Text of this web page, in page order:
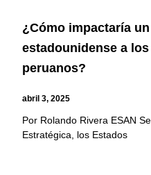
¿Cómo impactaría
estadounidense a
peruanos?
abril 3, 2025
Por Rolando Rivera ESAN
Estratégica, los Estados